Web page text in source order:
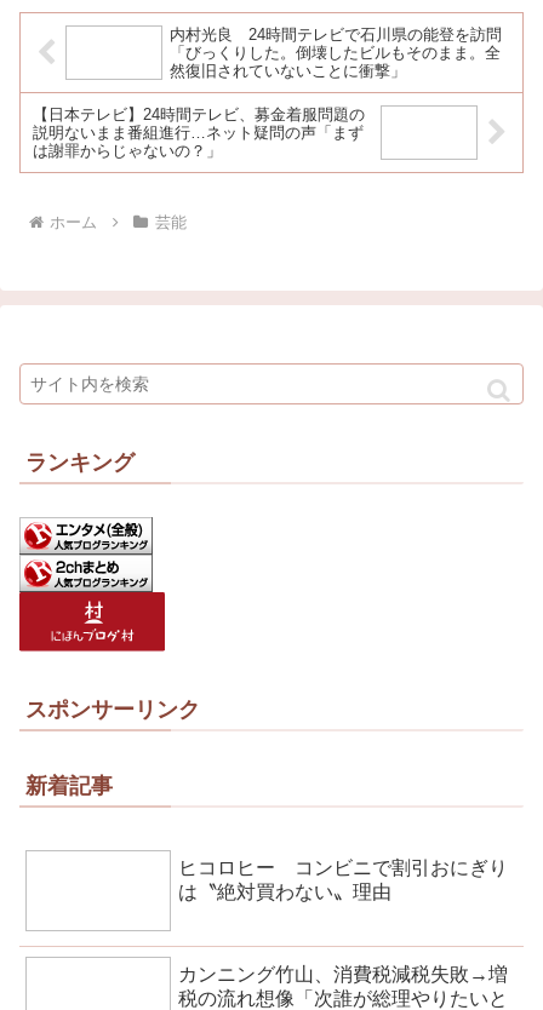
ります」
内村光良 24時間テレビで石川県の能登を訪問
「びっくりした。倒壊したビルもそのまま。全
然復旧されていないことに衝撃」
【日本テレビ】24時間テレビ、募金着服問題の
説明ないまま番組進行…ネット疑問の声「まず
は謝罪からじゃないの？」
ホーム 芸能
ランキング
スポンサーリンク
新着記事
ヒコロヒー コンビニで割引おにぎり
は〝絶対買わない〟理由
カンニング竹山、消費税減税失敗→増
税の流れ想像「次誰が総理やりたいと